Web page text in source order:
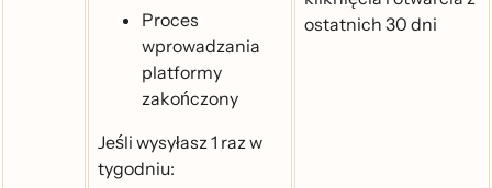
Proces
wprowadzania
platformy
zakończony
Jeśli wysyłasz 1 raz w
tygodniu:
ostatnich 30 dni